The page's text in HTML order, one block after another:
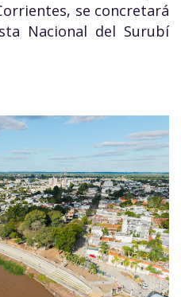
se concretará
Nacional del Surubí